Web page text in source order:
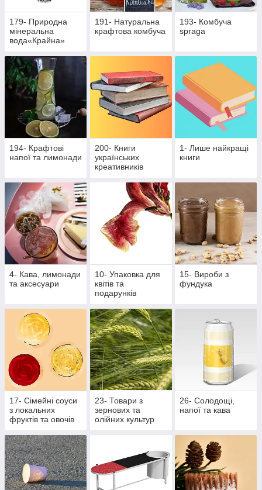
179- Природна
мінеральна
вода«Крайна»
191- Натуральна
крафтова комбуча
193- Комбуча
spraga
194- Крафтові
напої та лимонади
200- Книги
українських
креативників
1- Лише найкращі
книги
4- Кава, лимонади
та аксесуари
10- Упаковка для
квітів та
подарунків
15- Вироби з
фундука
17- Сімейні соуси
з локальних
фруктів та овочів
23- Товари з
зернових та
олійних культур
26- Солодощі,
напої та кава